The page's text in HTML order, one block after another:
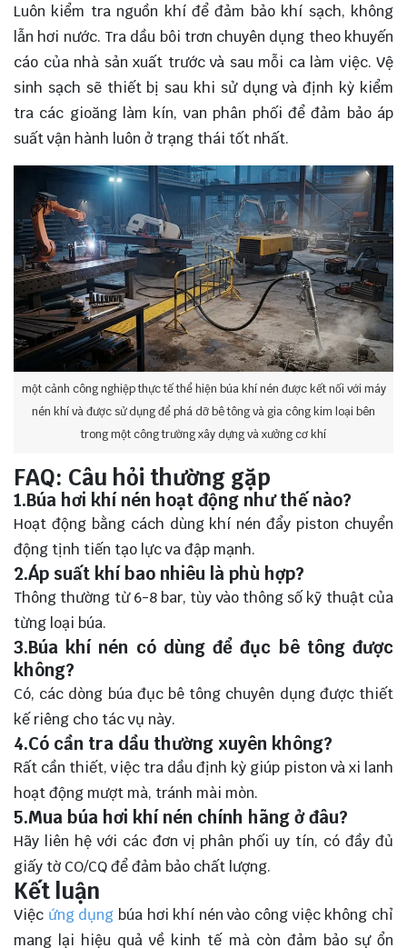
Luôn kiểm tra nguồn khí để đảm bảo khí sạch, không
lẫn hơi nước. Tra dầu bôi trơn chuyên dụng theo khuyến
cáo của nhà sản xuất trước và sau mỗi ca làm việc. Vệ
sinh sạch sẽ thiết bị sau khi sử dụng và định kỳ kiểm
tra các gioăng làm kín, van phân phối để đảm bảo áp
suất vận hành luôn ở trạng thái tốt nhất.
một cảnh công nghiệp thực tế thể hiện búa khí nén được kết nối với máy
nén khí và được sử dụng để phá dỡ bê tông và gia công kim loại bên
trong một công trường xây dựng và xưởng cơ khí
FAQ: Câu hỏi thường gặp
1.Búa hơi khí nén hoạt động như thế nào?
Hoạt động bằng cách dùng khí nén đẩy piston chuyển
động tịnh tiến tạo lực va đập mạnh.
2.Áp suất khí bao nhiêu là phù hợp?
Thông thường từ 6-8 bar, tùy vào thông số kỹ thuật của
từng loại búa.
3.Búa khí nén có dùng để đục bê tông được
không?
Có, các dòng búa đục bê tông chuyên dụng được thiết
kế riêng cho tác vụ này.
4.Có cần tra dầu thường xuyên không?
Rất cần thiết, việc tra dầu định kỳ giúp piston và xi lanh
hoạt động mượt mà, tránh mài mòn.
5.Mua búa hơi khí nén chính hãng ở đâu?
Hãy liên hệ với các đơn vị phân phối uy tín, có đầy đủ
giấy tờ CO/CQ để đảm bảo chất lượng.
Kết luận
Việc ứng dụng búa hơi khí nén vào công việc không chỉ
mang lại hiệu quả về kinh tế mà còn đảm bảo sự ổn